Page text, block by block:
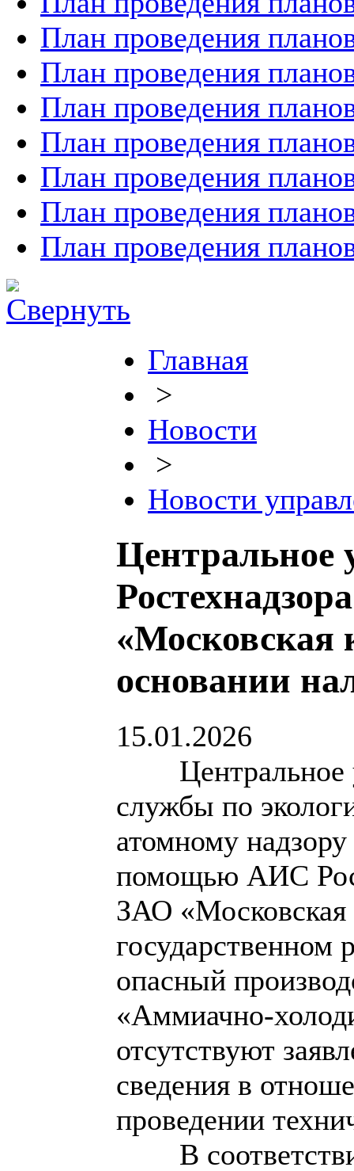
План проведения
План проведения
План проведения
План проведения
План проведения
План проведения
План проведения
Главная
>
Новости
>
Новости
Центральное
«Московская
основании
15.01.2026
Центральное
службы по
атомному надзору
помощью АИС
ЗАО «Московская
государственном
опасный
«Аммиачно-
отсутствуют
сведения в
проведении
В